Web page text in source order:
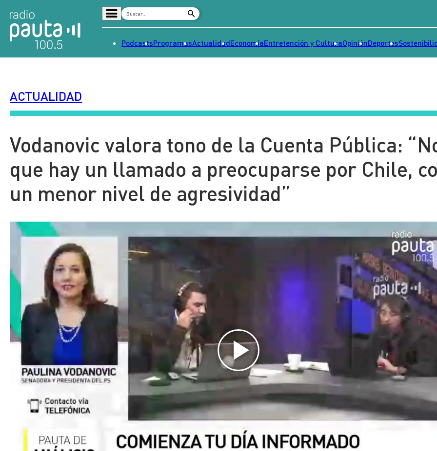
Señal 2
Tendencias
Contenido Patrocinado
PodcastsProgramasActualidadEconomíaEntretención y CulturaOpiniónDeportes
ACTUALIDAD
Vodanovic valora tono de la Cuenta Pública:
que hay un llamado a preocuparse por Chile,
un menor nivel de agresividad”